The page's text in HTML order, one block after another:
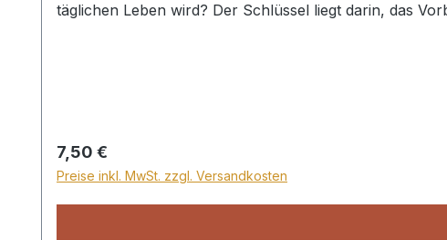
täglichen Leben wird? Der Schlüssel liegt darin, das
wirken zu lassen. Smartcover
Regulärer Preis:
7,50 €
Preise inkl. MwSt. zzgl. Versandkosten